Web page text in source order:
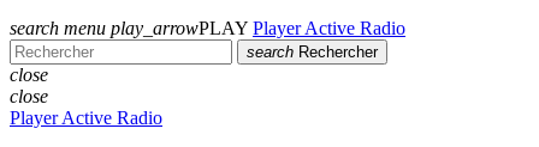
search menu play_arrowPLAY Player Active Radio
search Rechercher
close
close
Player Active Radio